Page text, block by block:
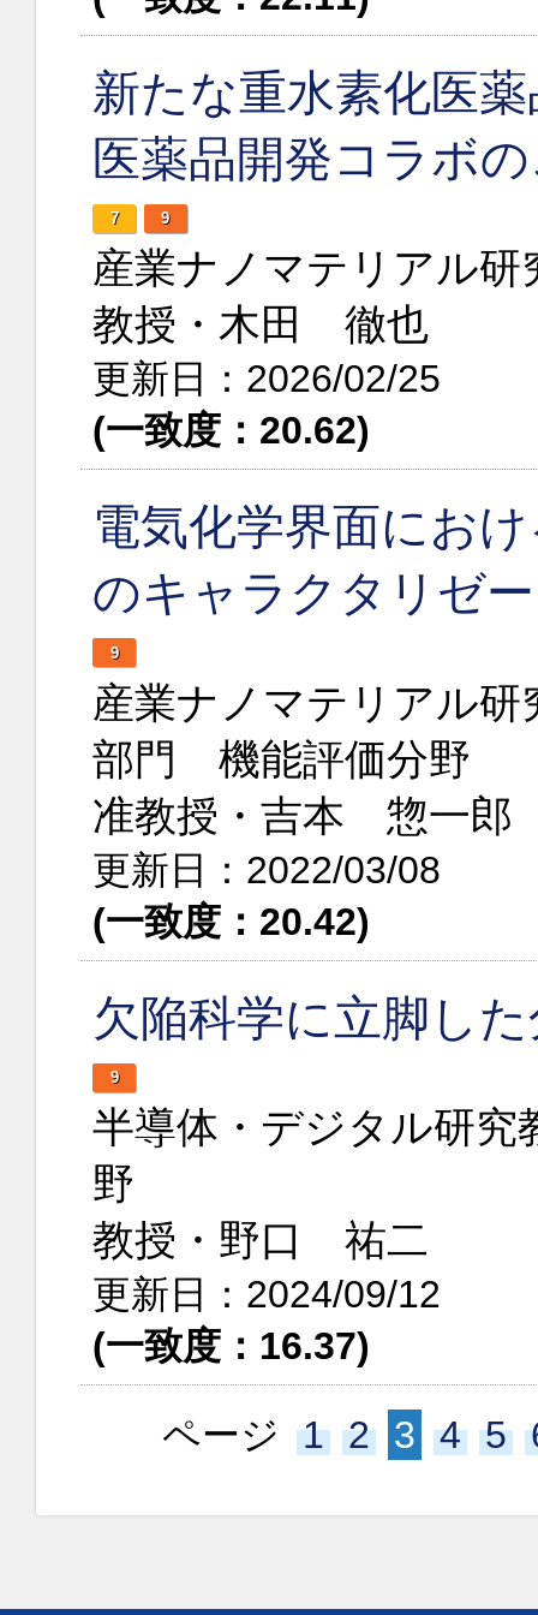
新たな重水素化医
医薬品開発コラボ
7 9
産業ナノマテリアル
教授・木田 徹也
更新日：2026/02/25
(一致度：20.62)
電気化学界面にお
のキャラクタリゼ
9
産業ナノマテリアル
部門 機能評価分野
准教授・吉本 惣一郎
更新日：2022/03/08
(一致度：20.42)
欠陥科学に立脚し
9
半導体・デジタル研
野
教授・野口 祐二
更新日：2024/09/12
(一致度：16.37)
ページ 1 2 3 4 5